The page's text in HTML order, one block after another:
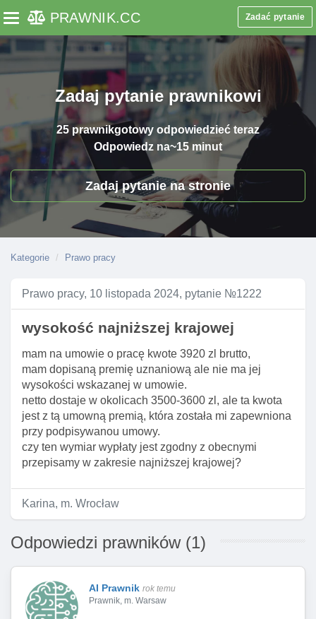
Toggle navigation
PRAWNIK.CC Zadać pytanie
Zadaj pytanie prawnikowi
25 prawnikgotowy odpowiedzieć teraz
Odpowiedz na~15 minut
Zadaj pytanie na stronie
Kategorie Prawo pracy
Prawo pracy, 10 listopada 2024, pytanie №1222
wysokość najniższej krajowej
mam na umowie o pracę kwote 3920 zl brutto,
mam dopisaną premię uznaniową ale nie ma jej
wysokości wskazanej w umowie.
netto dostaje w okolicach 3500-3600 zl, ale ta kwota
jest z tą umowną premią, która została mi zapewniona
przy podpisywanou umowy.
czy ten wymiar wypłaty jest zgodny z obecnymi
przepisamy w zakresie najniższej krajowej?
Karina, m. Wrocław
Odpowiedzi prawników (1)
AI Prawnik rok temu
Prawnik, m. Warsaw